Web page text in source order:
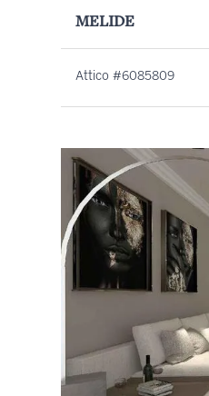
MELIDE
Attico #6085809